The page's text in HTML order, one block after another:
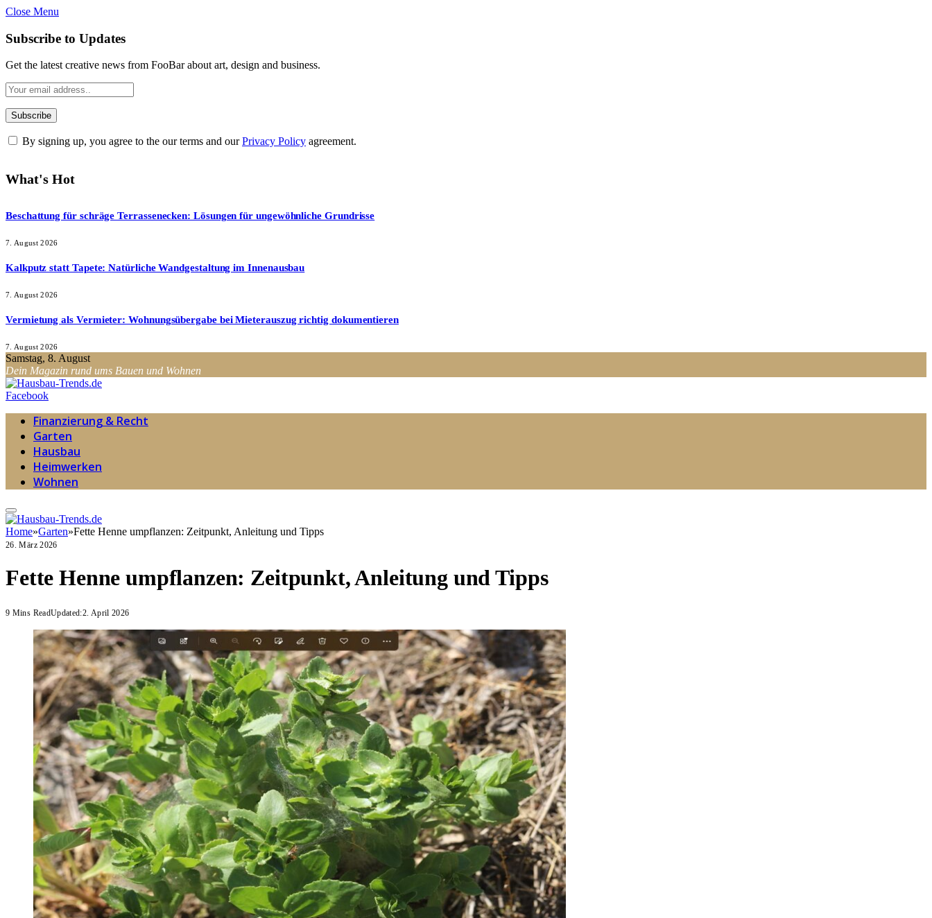
Close Menu
Subscribe to Updates
Get the latest creative news from FooBar about art, design and business.
By signing up, you agree to the our terms and ourPrivacy Policy agreement.
What's Hot
Beschattung für schräge Terrassenecken: Lösungen für ungewöhnliche Grundrisse
7. August 2026
Kalkputz statt Tapete: Natürliche Wandgestaltung im Innenausbau
7. August 2026
Vermietung als Vermieter: Wohnungsübergabe bei Mieterauszug richtig dokumentieren
7. August 2026
Samstag, 8. August
Dein Magazin rund ums Bauen und Wohnen
Facebook
Finanzierung & Recht
Garten
Hausbau
Heimwerken
Wohnen
Home»Garten»Fette Henne umpflanzen: Zeitpunkt, Anleitung und Tipps
26. März 2026
Fette Henne umpflanzen: Zeitpunkt, Anleitung und Tipps
9 Mins ReadUpdated:2. April 2026